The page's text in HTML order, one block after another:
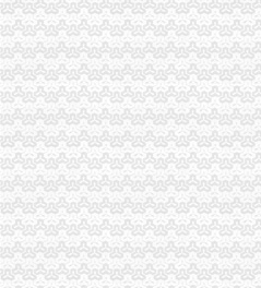
江津局着力加非公有制经济的渝中区代
南川个协积引导会员脱贫致富
双桥局重庆代办公司积宣十项便民服务
忠县局以“建立七类工商”渝中区代办营
巴南局认真抓好新《公司法》的渝中区
江北局四项措施加种子市渝中区代办营
国家工商总局渝中区工商代办检查组检
忠县局五送信息拓宽农村经济发展“软通
市局团总支“‘承革薪火，追寻长征足迹
巴南区工商分局渝中区代办营业执照开
万州农村经纪人呈现“五大发展”重庆代
万州区工商局开展“迎盛会庆佳节保平
南岸区工商分局认真贯彻落实旱救灾惠